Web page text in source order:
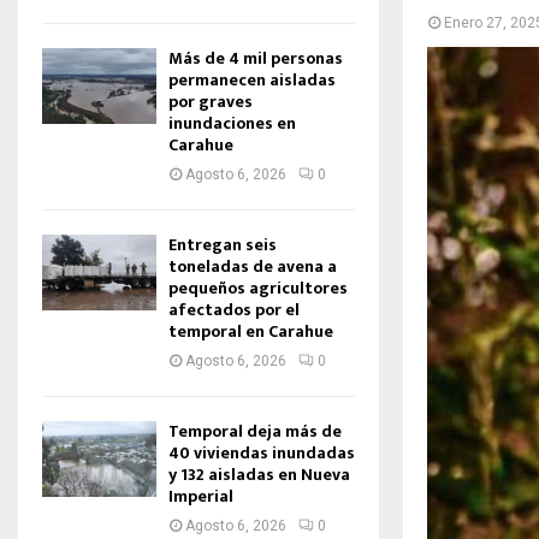
Enero 27,
Más de 4 mil personas
permanecen aisladas
por graves
inundaciones en
Carahue
Agosto 6, 2026 0
Entregan seis
toneladas de avena a
pequeños agricultores
afectados por el
temporal en Carahue
Agosto 6, 2026 0
Temporal deja más de
40 viviendas inundadas
y 132 aisladas en Nueva
Imperial
Agosto 6, 2026 0